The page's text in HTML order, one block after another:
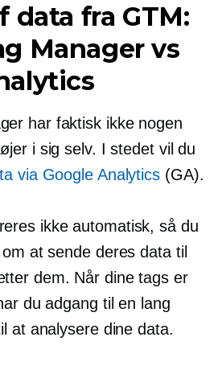
data fra GTM:
Manager vs
har faktisk ikke nogen
i sig selv. I stedet vil du
via Google Analytics (GA).
ikke automatisk, så du
at sende deres data til
dem. Når dine tags er
du adgang til en lang
analysere dine data.